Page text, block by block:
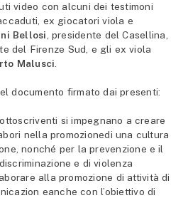
video con alcuni dei testimoni
ex giocatori viola e
Bellosi , presidente del Casellina,
del Firenze Sud, e gli ex viola
Malusci
documento firmato dai presenti:
si impegnano a creare
nella promozionedi una cultura
nonché per la prevenzione e il
e di violenza
alla promozione di attività di
eanche con l’obiettivo di